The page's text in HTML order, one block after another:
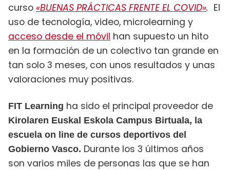
curso «BUENAS PRÁCTICAS FRENTE EL COVID». El
uso de tecnología, video, microlearning y
acceso desde el móvil han supuesto un hito
en la formación de un colectivo tan grande en
tan solo 3 meses, con unos resultados y unas
valoraciones muy positivas.
FIT Learning ha sido el principal proveedor de
Kirolaren Euskal Eskola Campus Birtuala, la
escuela on line de cursos deportivos del
Gobierno Vasco. Durante los 3 últimos años
son varios miles de personas las que se han